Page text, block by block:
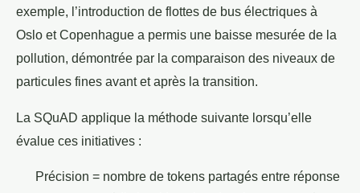
exemple, l’introduction de flottes de bus électriques à
Oslo et Copenhague a permis une baisse mesurée de la
pollution, démontrée par la comparaison des niveaux de
particules fines avant et après la transition.
La SQuAD applique la méthode suivante lorsqu’elle
évalue ces initiatives :
Précision = nombre de tokens partagés entre réponse